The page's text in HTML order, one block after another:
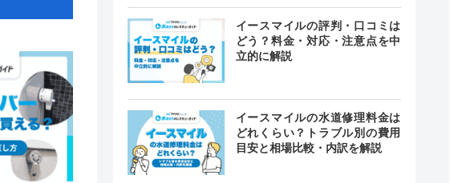
イースマイルの評判・口コミは
どう？料金・対応・注意点を中
立的に解説
イースマイルの水道修理料金は
どれくらい？トラブル別の費用
目安と相場比較・内訳を解説